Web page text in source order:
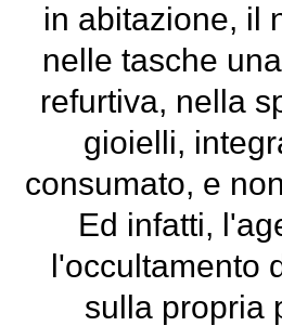
in abitazione, il
nelle tasche
refurtiva, nella
gioielli,
consumato, e
Ed infatti,
l'occultamento
sulla propria